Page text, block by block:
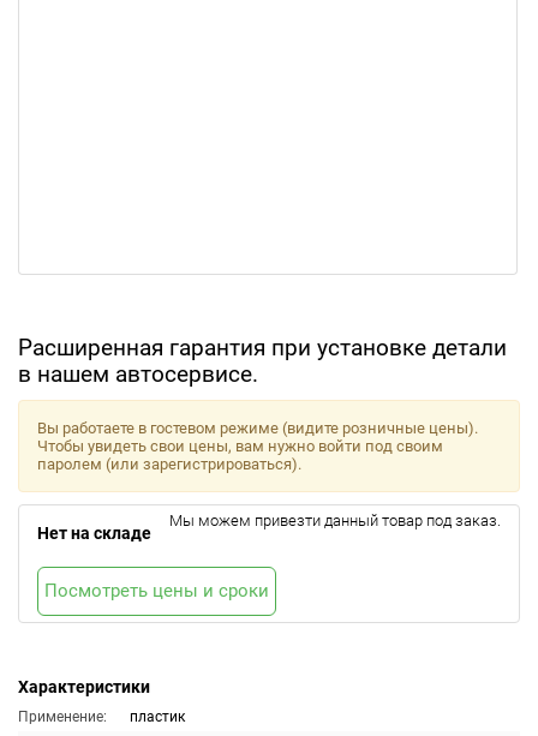
Расширенная гарантия при установке детали
в нашем автосервисе.
Характеристики
Применение:
пластик
Вы работаете в гостевом режиме (видите розничные цены).
Чтобы увидеть свои цены, вам нужно войти под своим
паролем (или зарегистрироваться).
Нет на складе
Мы можем привезти данный товар под заказ.
Посмотреть цены и сроки